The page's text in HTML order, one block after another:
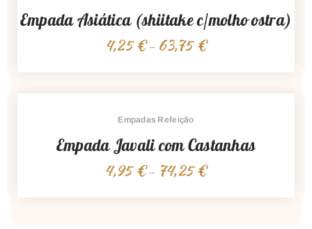
Empada Asiática (shiitake c/molho ostra)
4,25€ – 63,75€Price
Empadas Refeição
Empada Javali com Castanhas
4,95€ – 74,25€Price